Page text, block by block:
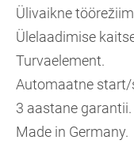
Ülivaikne
Ülelaadimise
Turvaelement.
Automaatne start/
3 aastane garantii.
Made in Germany.